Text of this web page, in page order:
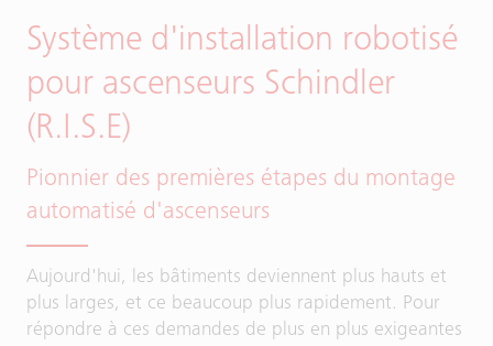
Système d'installation robotisé
pour ascenseurs Schindler
(R.I.S.E)
Pionnier des premières étapes du montage
automatisé d'ascenseurs
Aujourd'hui, les bâtiments deviennent plus hauts et
plus larges, et ce beaucoup plus rapidement. Pour
répondre à ces demandes de plus en plus exigeantes